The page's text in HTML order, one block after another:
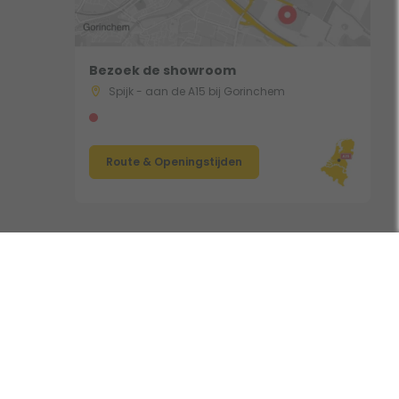
Bezoek de showroom
Spijk - aan de A15 bij Gorinchem
Route & Openingstijden